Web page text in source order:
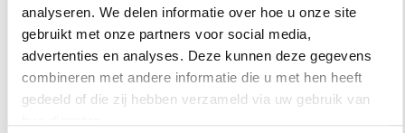
analyseren. We delen informatie over hoe u onze site
gebruikt met onze partners voor social media,
advertenties en analyses. Deze kunnen deze gegevens
combineren met andere informatie die u met hen heeft
gedeeld of die zij hebben verzameld via uw gebruik van